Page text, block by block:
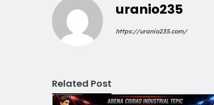
uranio235
https://uranio235.com/
Related Post